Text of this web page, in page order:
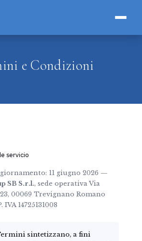
e Condizioni
servicio
11 giugno 2026 —
SB S.r.l., sede operativa Via
00069 Trevignano Romano
14725131008
sintetizzano, a fini